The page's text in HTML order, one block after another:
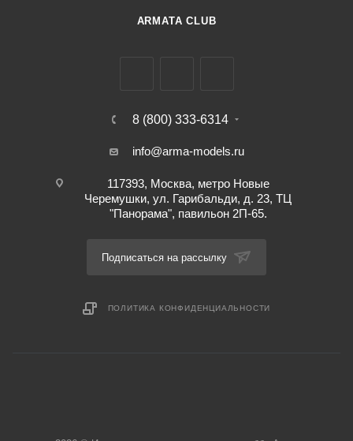
ARMATA CLUB
8 (800) 333-6314
info@arma-models.ru
117393, Москва, метро Новые
Черемушки, ул. Гарибальди, д. 23, ТЦ
"Панорама", павильон 2П-65.
Подписаться на рассылку
ПОЛИТИКА КОНФИДЕНЦИАЛЬНОСТИ